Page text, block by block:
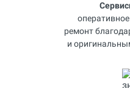
ремонт
и